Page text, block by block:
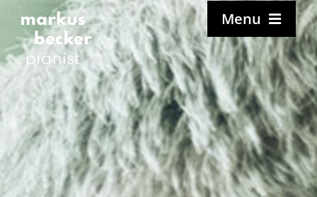
Inhalt
springen
Menu
Startseite
Biografie
Mein Freistil
Aktuelles
Termine